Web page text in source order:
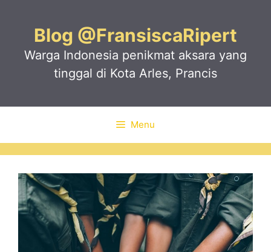
Blog @FransiscaRipert
Warga Indonesia penikmat aksara yang
tinggal di Kota Arles, Prancis
Menu